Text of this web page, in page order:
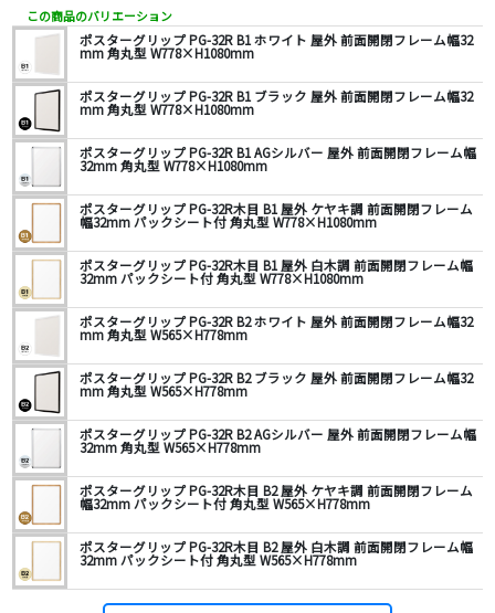
この商品のバリエーション
ポスターグリップ PG-32R B1 ホワイト 屋外 前面開閉フレーム幅32
mm 角丸型 W778×H1080mm
ポスターグリップ PG-32R B1 ブラック 屋外 前面開閉フレーム幅32
mm 角丸型 W778×H1080mm
ポスターグリップ PG-32R B1 AGシルバー 屋外 前面開閉フレーム幅
32mm 角丸型 W778×H1080mm
ポスターグリップ PG-32R木目 B1 屋外 ケヤキ調 前面開閉フレーム
幅32mm パックシート付 角丸型 W778×H1080mm
ポスターグリップ PG-32R木目 B1 屋外 白木調 前面開閉フレーム幅
32mm パックシート付 角丸型 W778×H1080mm
ポスターグリップ PG-32R B2 ホワイト 屋外 前面開閉フレーム幅32
mm 角丸型 W565×H778mm
ポスターグリップ PG-32R B2 ブラック 屋外 前面開閉フレーム幅32
mm 角丸型 W565×H778mm
ポスターグリップ PG-32R B2 AGシルバー 屋外 前面開閉フレーム幅
32mm 角丸型 W565×H778mm
ポスターグリップ PG-32R木目 B2 屋外 ケヤキ調 前面開閉フレーム
幅32mm パックシート付 角丸型 W565×H778mm
ポスターグリップ PG-32R木目 B2 屋外 白木調 前面開閉フレーム幅
32mm パックシート付 角丸型 W565×H778mm